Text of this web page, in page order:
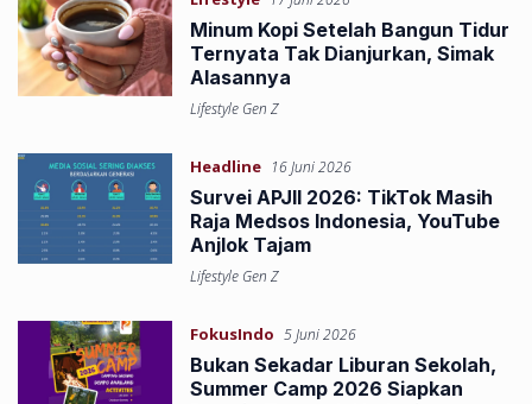
Minum Kopi Setelah Bangun Tidur
Ternyata Tak Dianjurkan, Simak
Alasannya
Lifestyle Gen Z
Headline 16 Juni 2026
Survei APJII 2026: TikTok Masih
Raja Medsos Indonesia, YouTube
Anjlok Tajam
Lifestyle Gen Z
FokusIndo 5 Juni 2026
Bukan Sekadar Liburan Sekolah,
Summer Camp 2026 Siapkan